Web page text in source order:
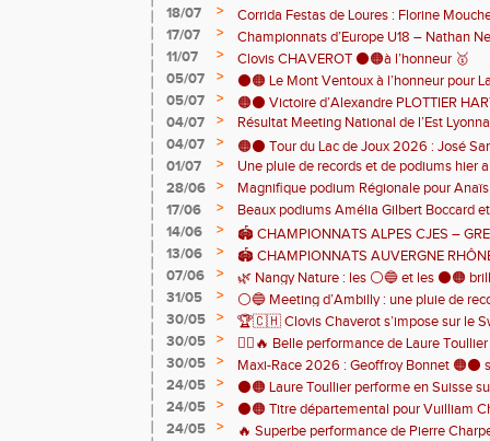
18/07 >
Corrida Festas de Loures : Florine
! 🇵🇹
17/07 >
Championnats d’Europe U18 – Nathan
🇨🇭🏃
11/07 >
Clovis CHAVEROT ⚫️🟠à l’honneur 🥇
05/07
>
⚫️🟠 Le Mont Ventoux à l’honneur pour
05/07
>
🟠⚫️ Victoire d’Alexandre PLOTTIER
– La Garinette ! 🏆👏
04/07 >
Résultat Meeting National de l’Est
04/07
>
🟠⚫️ Tour du Lac de Joux 2026 : José
catégorie ! 🏃‍♂️🏆
01/07 >
Une pluie de records et de podiums hier
clôturer en beauté cette belle saison
28/06 >
Magnifique podium Régionale pour
17/06
>
Beaux podiums Amélia Gilbert Boccard
14/06
>
🏟️ CHAMPIONNATS ALPES CJES –
2026
13/06 >
🏟️ CHAMPIONNATS AUVERGNE
Pontcharra 📅 Samedi 13 juin 2026
07/06 >
🌿 Nangy Nature : les ⚪️🔵 et les ⚫️🟠
31/05
>
⚪️🔵 Meeting d’Ambilly : une pluie de
athlètes de l’EAA ! ⚫️🟠
30/05 >
🏆🇨🇭 Clovis Chaverot s’impose sur le
30/05
>
🏃‍♀️🔥 Belle performance de Laure
! 🔥🏃‍♀️
30/05 >
Maxi-Race 2026 : Geoffroy Bonnet 🟠⚫️
en catégorie M0 sur le Tour du Lac 100
24/05 >
⚫️🟠 Laure Toullier performe en Suisse
24/05
>
⚫️🟠 Titre départemental pour Vuilliam
24/05
>
🔥 Superbe performance de Pierre